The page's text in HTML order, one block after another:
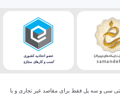
سی و سه پل فقط برای مقاصد غیر تجاری و با